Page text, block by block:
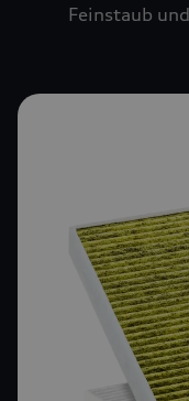
Feinstaub